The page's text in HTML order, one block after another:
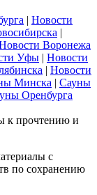
| Новости
|
Воронежа
Уфы | Новости
| Новости
Минска | Сауны
Оренбурга
к прочтению и
с
по сохранению